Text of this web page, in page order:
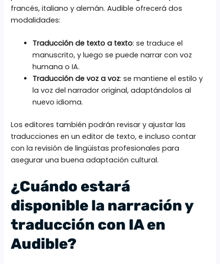
francés, italiano y alemán. Audible ofrecerá dos
modalidades:
Traducción de texto a texto: se traduce el
manuscrito, y luego se puede narrar con voz
humana o IA.
Traducción de voz a voz: se mantiene el estilo y
la voz del narrador original, adaptándolos al
nuevo idioma.
Los editores también podrán revisar y ajustar las
traducciones en un editor de texto, e incluso contar
con la revisión de lingüistas profesionales para
asegurar una buena adaptación cultural.
¿Cuándo estará
disponible la narración y
traducción con IA en
Audible?